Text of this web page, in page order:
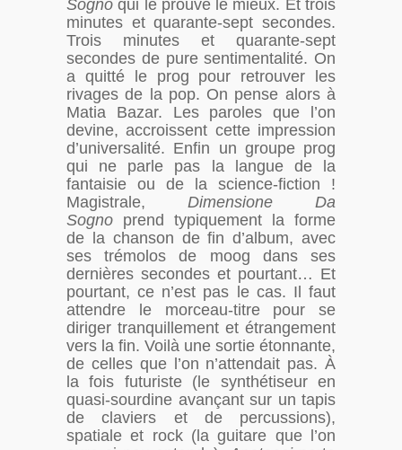
Sogno qui le prouve le mieux. Et trois
minutes et quarante-sept secondes.
Trois minutes et quarante-sept
secondes de pure sentimentalité. On
a quitté le prog pour retrouver les
rivages de la pop. On pense alors à
Matia Bazar. Les paroles que l’on
devine, accroissent cette impression
d’universalité. Enfin un groupe prog
qui ne parle pas la langue de la
fantaisie ou de la science-fiction !
Magistrale, Dimensione Da
Sogno prend typiquement la forme
de la chanson de fin d’album, avec
ses trémolos de moog dans ses
dernières secondes et pourtant… Et
pourtant, ce n’est pas le cas. Il faut
attendre le morceau-titre pour se
diriger tranquillement et étrangement
vers la fin. Voilà une sortie étonnante,
de celles que l’on n’attendait pas. À
la fois futuriste (le synthétiseur en
quasi-sourdine avançant sur un tapis
de claviers et de percussions),
spatiale et rock (la guitare que l’on